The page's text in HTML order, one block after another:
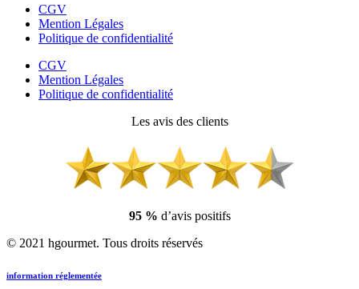
CGV
Mention Légales
Politique de confidentialité
CGV
Mention Légales
Politique de confidentialité
Les avis des clients
95 % d’avis positifs
© 2021 hgourmet. Tous droits réservés
information réglementée